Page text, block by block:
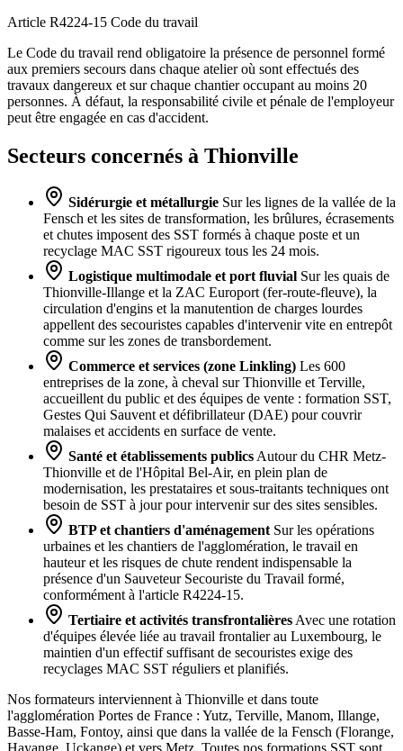
Article R4224-15 Code du travail
Le Code du travail rend obligatoire la présence de personnel formé
aux premiers secours dans chaque atelier où sont effectués des
travaux dangereux et sur chaque chantier occupant au moins 20
personnes. À défaut, la responsabilité civile et pénale de l'employeur
peut être engagée en cas d'accident.
Secteurs concernés à Thionville
Sidérurgie et métallurgie Sur les lignes de la vallée de la
Fensch et les sites de transformation, les brûlures, écrasements
et chutes imposent des SST formés à chaque poste et un
recyclage MAC SST rigoureux tous les 24 mois.
Logistique multimodale et port fluvial Sur les quais de
Thionville-Illange et la ZAC Europort (fer-route-fleuve), la
circulation d'engins et la manutention de charges lourdes
appellent des secouristes capables d'intervenir vite en entrepôt
comme sur les zones de transbordement.
Commerce et services (zone Linkling) Les 600
entreprises de la zone, à cheval sur Thionville et Terville,
accueillent du public et des équipes de vente : formation SST,
Gestes Qui Sauvent et défibrillateur (DAE) pour couvrir
malaises et accidents en surface de vente.
Santé et établissements publicsAutour du CHR Metz-
Thionville et de l'Hôpital Bel-Air, en plein plan de
modernisation, les prestataires et sous-traitants techniques ont
besoin de SST à jour pour intervenir sur des sites sensibles.
BTP et chantiers d'aménagementSur les opérations
urbaines et les chantiers de l'agglomération, le travail en
hauteur et les risques de chute rendent indispensable la
présence d'un Sauveteur Secouriste du Travail formé,
conformément à l'article R4224-15.
Tertiaire et activités transfrontalièresAvec une rotation
d'équipes élevée liée au travail frontalier au Luxembourg, le
maintien d'un effectif suffisant de secouristes exige des
recyclages MAC SST réguliers et planifiés.
Nos formateurs interviennent à Thionville et dans toute
l'agglomération Portes de France : Yutz, Terville, Manom, Illange,
Basse-Ham, Fontoy, ainsi que dans la vallée de la Fensch (Florange,